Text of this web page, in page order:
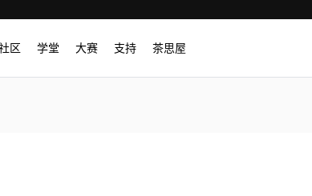
区 学堂 大赛 支持 茶思屋